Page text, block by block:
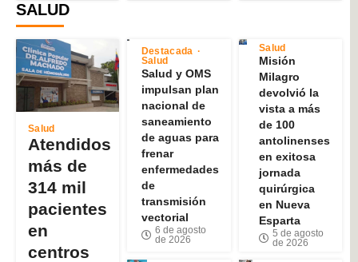
SALUD
Salud
Atendidos
más de
314 mil
pacientes
en
centros
Destacada
Salud
Salud y OMS
impulsan plan
nacional de
saneamiento
de aguas para
frenar
enfermedades
de
transmisión
vectorial
6 de agosto
de 2026
Salud
Misión
Milagro
devolvió la
vista a más
de 100
antolinenses
en exitosa
jornada
quirúrgica
en Nueva
Esparta
5 de agosto
de 2026